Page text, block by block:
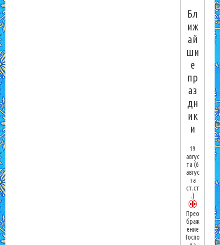
Бл
иж
ай
ши
е
пр
аз
дн
ик
и
19
авгус
та(6
авгус
та
ст.ст
.)
Прео
браж
ение
Госпо